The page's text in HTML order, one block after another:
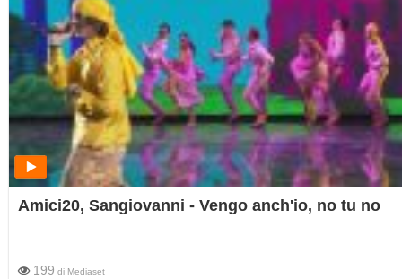
Amici20, Sangiovanni - Vengo anch'io, no tu no
199 di Mediaset